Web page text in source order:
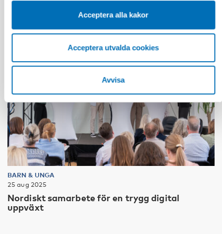
Acceptera alla kakor
Acceptera utvalda cookies
Avvisa
BARN & UNGA
25 aug 2025
Nordiskt samarbete för en trygg digital
uppväxt